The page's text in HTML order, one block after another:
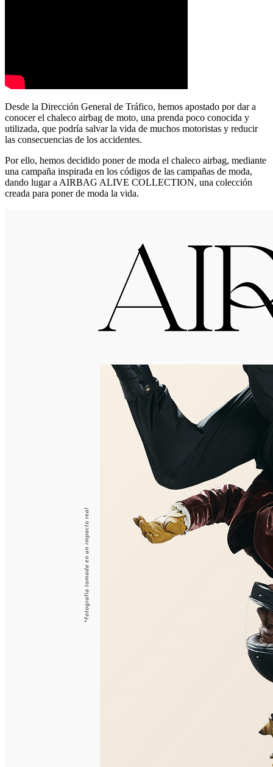
Desde la Dirección General de Tráfico, hemos apostado por dar a
conocer el chaleco airbag de moto, una prenda poco conocida y
utilizada, que podría salvar la vida de muchos motoristas y reducir
las consecuencias de los accidentes.
Por ello, hemos decidido poner de moda el chaleco airbag, mediante
una campaña inspirada en los códigos de las campañas de moda,
dando lugar a AIRBAG ALIVE COLLECTION, una colección
creada para poner de moda la vida.